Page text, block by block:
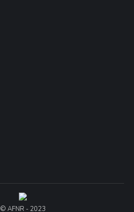
© AFNR - 2023